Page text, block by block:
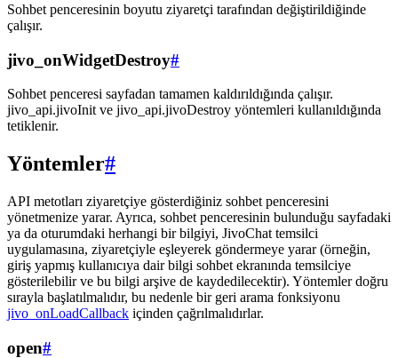
Sohbet penceresinin boyutu ziyaretçi tarafından değiştirildiğinde
çalışır.
jivo_onWidgetDestroy#
Sohbet penceresi sayfadan tamamen kaldırıldığında çalışır.
jivo_api.jivoInit ve jivo_api.jivoDestroy yöntemleri kullanıldığında
tetiklenir.
Yöntemler#
API metotları ziyaretçiye gösterdiğiniz sohbet penceresini
yönetmenize yarar. Ayrıca, sohbet penceresinin bulunduğu sayfadaki
ya da oturumdaki herhangi bir bilgiyi, JivoChat temsilci
uygulamasına, ziyaretçiyle eşleyerek göndermeye yarar (örneğin,
giriş yapmış kullanıcıya dair bilgi sohbet ekranında temsilciye
gösterilebilir ve bu bilgi arşive de kaydedilecektir). Yöntemler doğru
sırayla başlatılmalıdır, bu nedenle bir geri arama fonksiyonu
jivo_onLoadCallback içinden çağrılmalıdırlar.
open#